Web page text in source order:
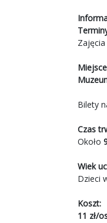
Bilety
Czas
Około
Wiek
Dzieci
Koszt:
11 zł/